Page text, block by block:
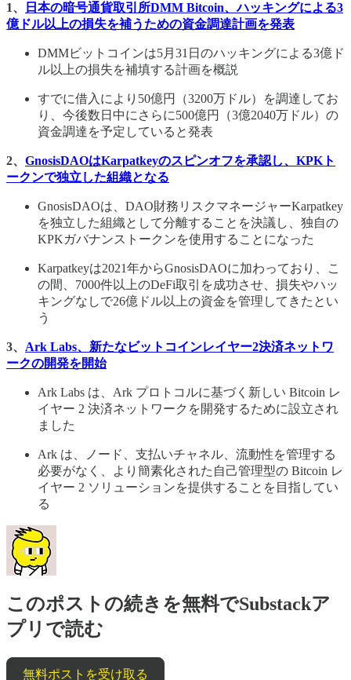
1、
日本の暗号通貨取引所DMM Bitcoin、ハッキングによる3
億ドル以上の損失を補うための資金調達計画を発表
DMMビットコインは5月31日のハッキングによる3億ド
ル以上の損失を補填する計画を概説
すでに借入により50億円（3200万ドル）を調達してお
り、今後数日中にさらに500億円（3億2040万ドル）の
資金調達を予定していると発表
2、 GnosisDAOはKarpatkeyのスピンオフを承認し、KPKト
ークンで独立した組織となる
GnosisDAOは、DAO財務リスクマネージャーKarpatkey
を独立した組織として分離することを決議し、独自の
KPKガバナンストークンを使用することになった
Karpatkeyは2021年からGnosisDAOに加わっており、こ
の間、7000件以上のDeFi取引を成功させ、損失やハッ
キングなしで26億ドル以上の資金を管理してきたとい
う
3、 Ark Labs、新たなビットコインレイヤー2決済ネットワ
ークの開発を開始
Ark Labs は、Ark プロトコルに基づく新しい Bitcoin レ
イヤー 2 決済ネットワークを開発するために設立され
ました
Ark は、ノード、支払いチャネル、流動性を管理する
必要がなく、より簡素化された自己管理型の Bitcoin レ
イヤー 2 ソリューションを提供することを目指してい
る
このポストの続きを無料でSubstackア
プリで読む
無料ポストを受け取る